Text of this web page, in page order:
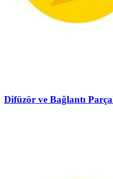
Difüzör ve Bağlantı